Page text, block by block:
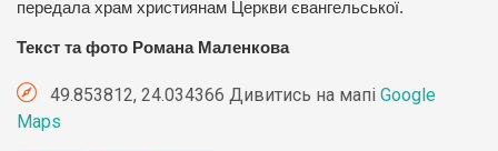
передала храм християнам Церкви євангельської.
Текст та фото Романа Маленкова
49.853812, 24.034366 Дивитись на мапі Google
Maps